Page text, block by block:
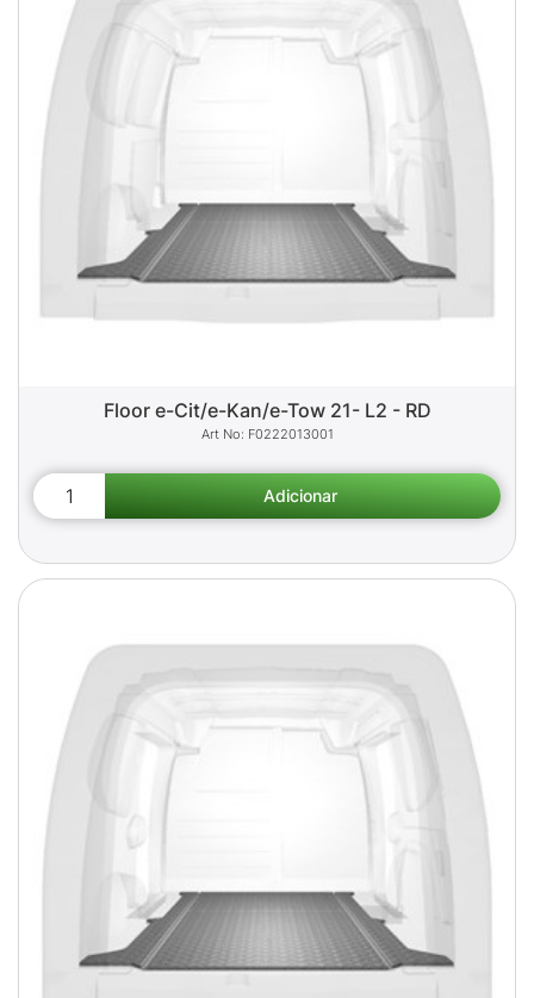
Floor e-Cit/e-Kan/e-Tow 21- L2 - RD
F0222013001